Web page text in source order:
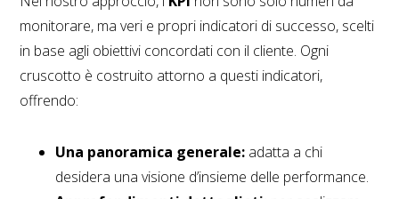
monitorare, ma veri e propri indicatori di successo, scelti
in base agli obiettivi concordati con il cliente. Ogni
cruscotto è costruito attorno a questi indicatori,
offrendo:
Una panoramica generale: adatta a chi
desidera una visione d’insieme delle performance.